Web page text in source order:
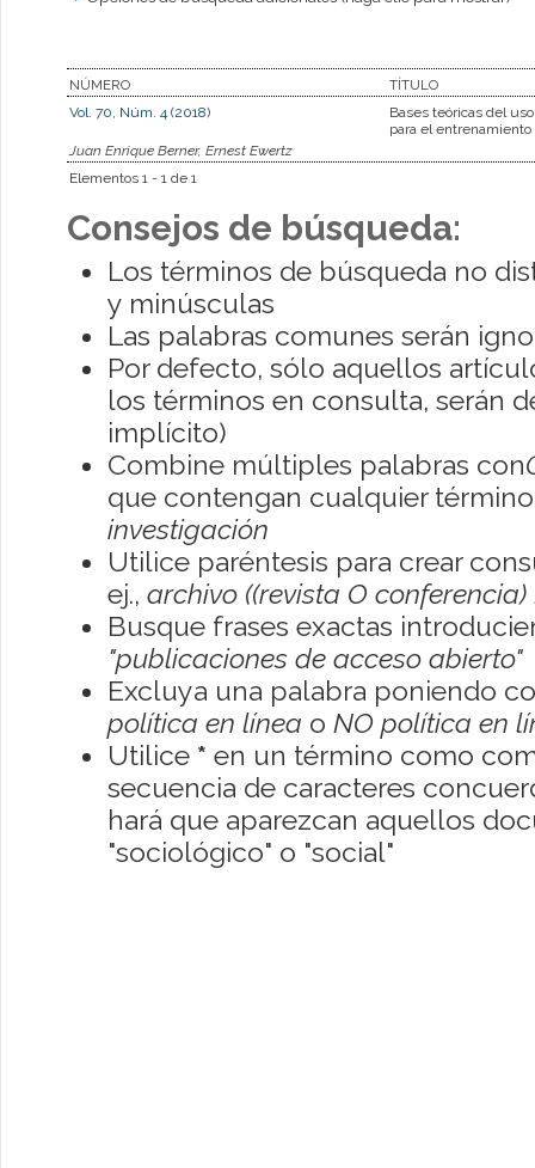
NÚMERO
TÍTULO
Vol. 70, Núm. 4 (2018)
Bases teóricas del
para el
Juan Enrique Berner, Ernest Ewertz
Elementos 1 - 1 de 1
Consejos de búsqueda:
Los términos de búsqueda no
y minúsculas
Las palabras comunes serán
Por defecto, sólo aquellos
los términos en consulta, serán
implícito)
Combine múltiples palabras con
que contengan cualquier
investigación
Utilice paréntesis para crear
ej., archivo ((revista O conferencia)
Busque frases exactas
"publicaciones de acceso abierto"
Excluya una palabra poniendo
política en línea o NO política en
Utilice * en un término como
secuencia de caracteres
hará que aparezcan aquellos
"sociológico" o "social"